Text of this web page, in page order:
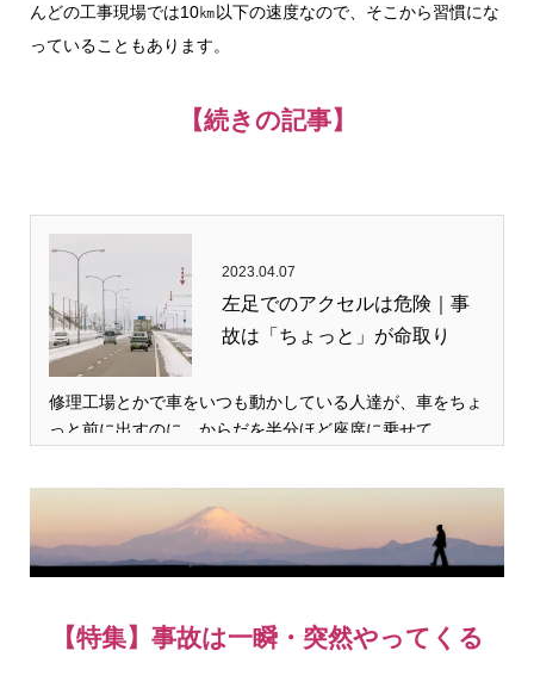
んどの工事現場では10㎞以下の速度なので、そこから習慣にな
っていることもあります。
【続きの記事】
2023.04.07
左足でのアクセルは危険｜事
故は「ちょっと」が命取り
修理工場とかで車をいつも動かしている人達が、車をちょ
っと前に出すのに、からだを半分ほど座席に乗せて、…
【特集】事故は一瞬・突然やってくる